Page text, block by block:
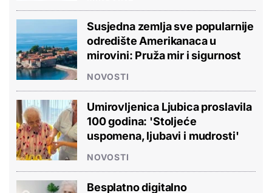
Susjedna zemlja sve popularnije
odredište Amerikanaca u
mirovini: Pruža mir i sigurnost
NOVOSTI
Umirovljenica Ljubica proslavila
100 godina: 'Stoljeće
uspomena, ljubavi i mudrosti'
NOVOSTI
Besplatno digitalno